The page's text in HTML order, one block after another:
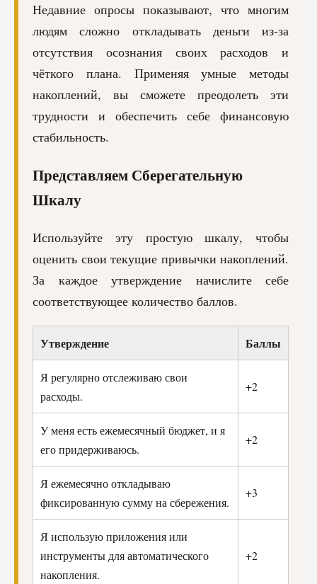
Недавние опросы показывают, что многим
людям сложно откладывать деньги из-за
отсутствия осознания своих расходов и
чёткого плана. Применяя умные методы
накоплений, вы сможете преодолеть эти
трудности и обеспечить себе финансовую
стабильность.
Представляем Сберегательную
Шкалу
Используйте эту простую шкалу, чтобы
оценить свои текущие привычки накоплений.
За каждое утверждение начислите себе
соответствующее количество баллов.
Утверждение Баллы
Я регулярно отслеживаю свои
расходы.
+2
У меня есть ежемесячный бюджет, и я
его придерживаюсь.
+2
Я ежемесячно откладываю
фиксированную сумму на сбережения.
+3
Я использую приложения или
инструменты для автоматического
накопления.
+2